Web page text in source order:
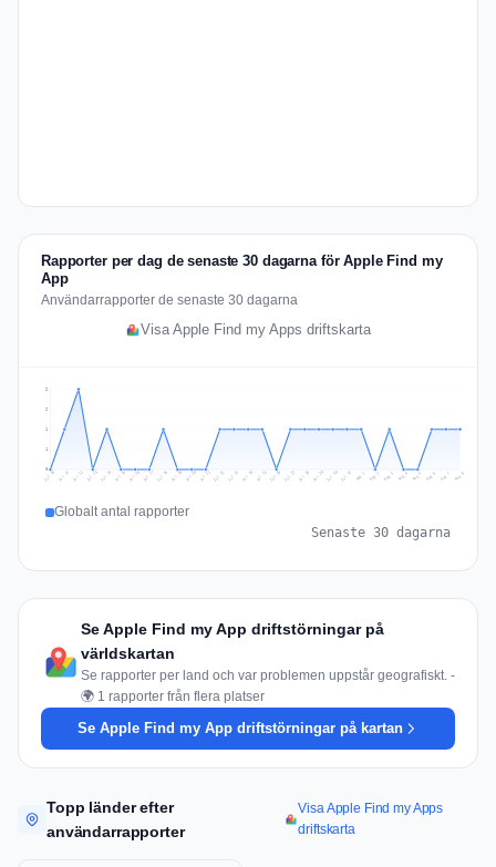
Rapporter per dag de senaste 30 dagarna för Apple Find my
App
Användarrapporter de senaste 30 dagarna
Visa Apple Find my Apps driftskarta
1
1
2
2
Jul 10 Jul 11 Jul 12 Jul 13 Jul 14 Jul 15 Jul 16 Jul 17 Jul 18 Jul 19 Jul 20 Jul 21 Jul 22 Jul 23 Jul 24 Jul 25 Jul 26 Jul 27 Jul 28 Jul 29 Jul 30 Jul 31 Aug 1 Aug 2 Aug 3 Aug 4 Aug 5 Aug 6 Aug 7 Aug 8
Globalt antal rapporter
Senaste 30 dagarna
Se Apple Find my App driftstörningar på
världskartan
Se rapporter per land och var problemen uppstår geografiskt. -
🌍 1 rapporter från flera platser
Se Apple Find my App driftstörningar på kartan
Topp länder efter
användarrapporter
Visa Apple Find my Apps
driftskarta